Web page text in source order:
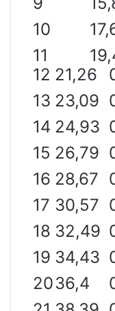
10
11
12 21,26
13 23,09
14 24,93
15 26,79
16 28,67
17 30,57
18 32,49
19 34,43
2036,4